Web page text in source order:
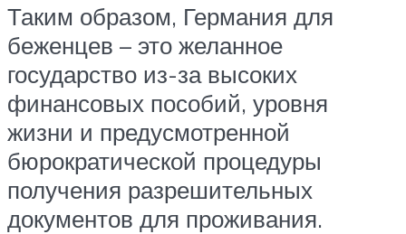
Таким образом, Германия для
беженцев – это желанное
государство из-за высоких
финансовых пособий, уровня
жизни и предусмотренной
бюрократической процедуры
получения разрешительных
документов для проживания.